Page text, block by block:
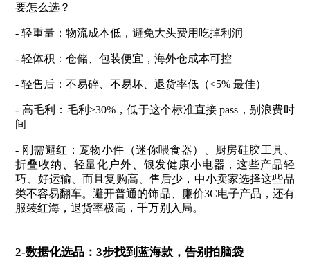
要怎么选？
- 轻重量：物流成本低，避免大头费用吃掉利润
- 轻体积：仓储、包装便宜，海外仓成本可控
- 轻售后：不易碎、不易坏、退货率低（<5% 最佳）
- 高毛利：毛利≥30%，低于这个标准直接 pass，别浪费时
间
- 刚需避红：宠物小件（迷你喂食器）、厨房硅胶工具、
折叠收纳、轻量化户外、银发健康小电器，这些产品轻
巧、好运输、而且复购高、售后少，中小卖家选择这些品
类不容易翻车。避开普通的饰品、廉价3C电子产品，还有
服装红海，退货率极高，千万别入局。
2-数据化选品：3步找到蓝海款，告别拍脑袋